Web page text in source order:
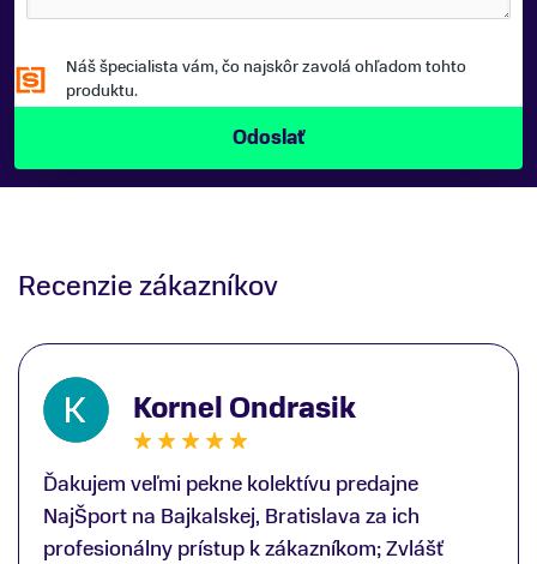
Náš špecialista vám, čo najskôr zavolá ohľadom tohto
produktu.
Recenzie zákazníkov
Kornel Ondrasik
Ďakujem veľmi pekne kolektívu predajne
NajŠport na Bajkalskej, Bratislava za ich
profesionálny prístup k zákazníkom; Zvlášť